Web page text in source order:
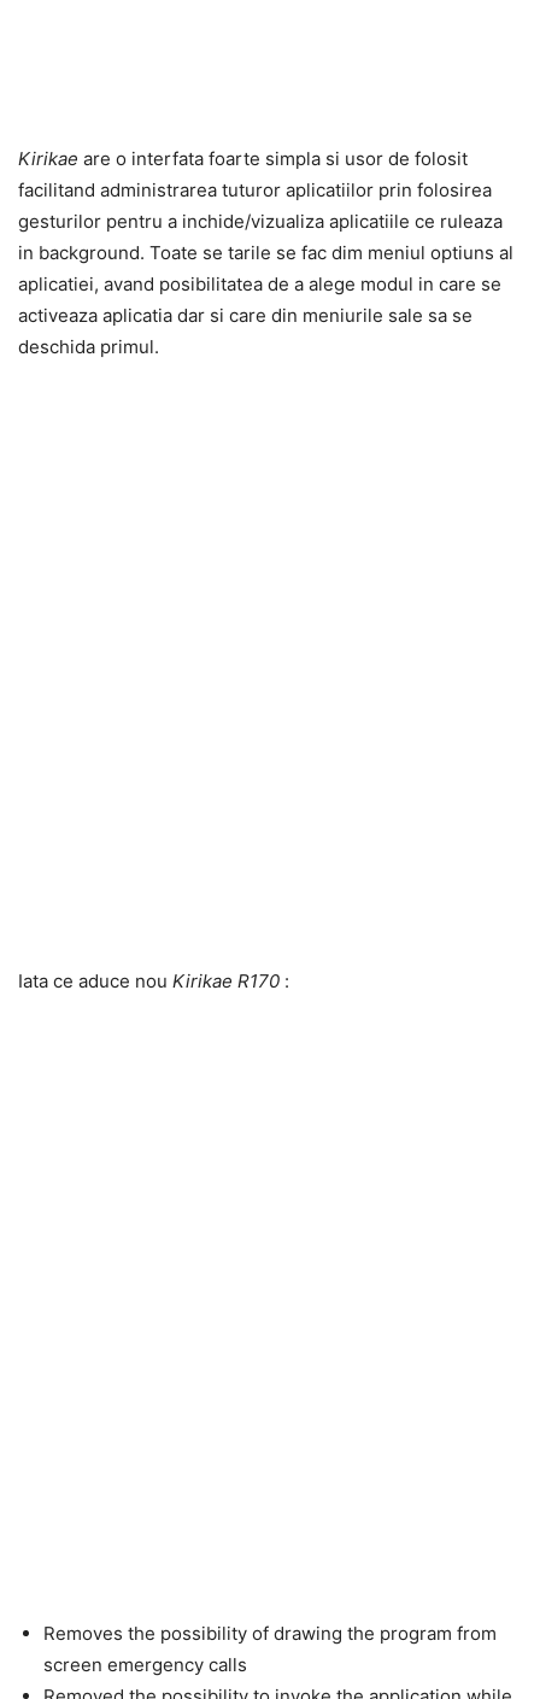
Kirikae are o interfata foarte simpla si usor de folosit
facilitand administrarea tuturor aplicatiilor prin folosirea
gesturilor pentru a inchide/vizualiza aplicatiile ce ruleaza
in background. Toate se tarile se fac dim meniul optiuns al
aplicatiei, avand posibilitatea de a alege modul in care se
activeaza aplicatia dar si care din meniurile sale sa se
deschida primul.
Iata ce aduce nou Kirikae R170 :
Removes the possibility of drawing the program from
screen emergency calls